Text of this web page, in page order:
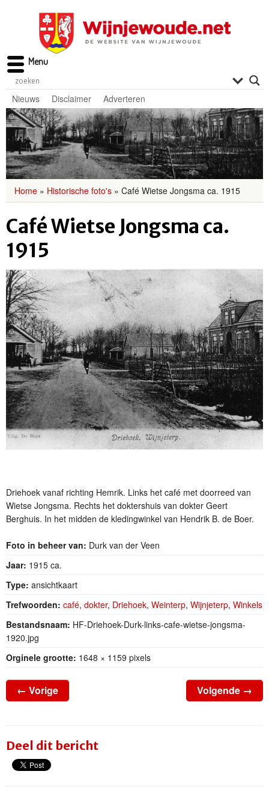
Nieuws Disclaimer Adverteren
Home » Historische foto's » Café Wietse Jongsma ca. 1915
Café Wietse Jongsma ca.
1915
Driehoek vanaf richting Hemrik. Links het café met doorreed van
Wietse Jongsma. Rechts het doktershuis van dokter Geert
Berghuis. In het midden de kledingwinkel van Hendrik B. de Boer.
Foto in beheer van: Durk van der Veen
Jaar: 1915 ca.
Type: ansichtkaart
Trefwoorden: café, dokter, Driehoek, Weinterp, Wijnjeterp, Winkels
Bestandsnaam: HF-Driehoek-Durk-links-cafe-wietse-jongsma-
1920.jpg
Orginele grootte: 1648 × 1159 pixels
← Vorige Volgende →
Deel dit bericht
Menu